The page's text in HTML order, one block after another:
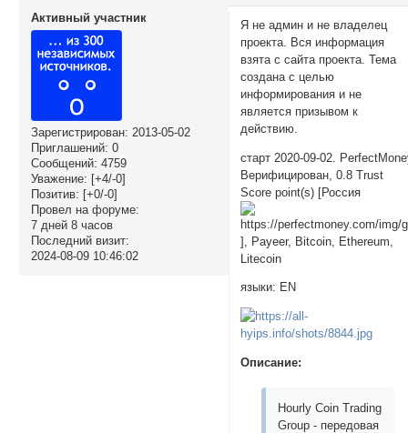
Активный участник
Зарегистрирован: 2013-05-02
Приглашений: 0
Сообщений: 4759
Уважение: [+4/-0]
Позитив: [+0/-0]
Провел на форуме:
7 дней 8 часов
Последний визит:
2024-08-09 10:46:02
Я не админ и не владелец
проекта. Вся информация
взята с сайта проекта. Тема
создана с целью
информирования и не
является призывом к
действию.
старт 2020-09-02.
Верифицирован, 0.8 Trust
Score point(s) [Россия
], Payeer, Bitcoin, Ethereum,
Litecoin
языки: EN
Описание:
Hourly Coin Trading
Group - передовая